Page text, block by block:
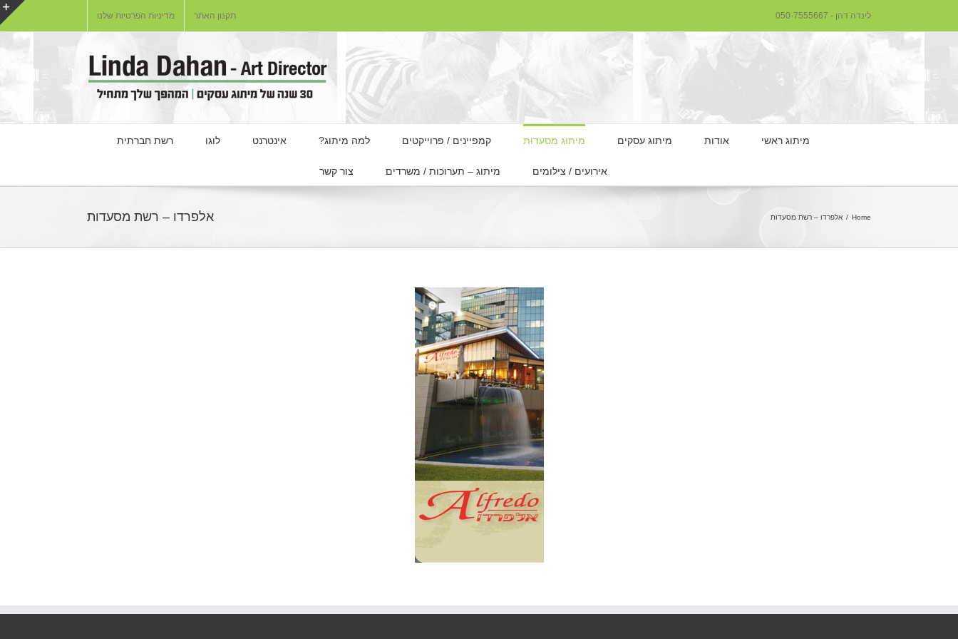
לינדה דהן - 050-7555667 תקנון האתר מדיניות הפרטיות שלנו
מיתוג ראשי אודות מיתוג עסקים מיתוג מסעדות קמפיינים / פרוייקטים למה מיתוג? אינטרנט לוגו רשת חברתית
אירועים / צילומים מיתוג – תערוכות / משרדים צור קשר
אלפרדו – רשת מסעדות Home
/ אלפרדו – רשת מסעדות